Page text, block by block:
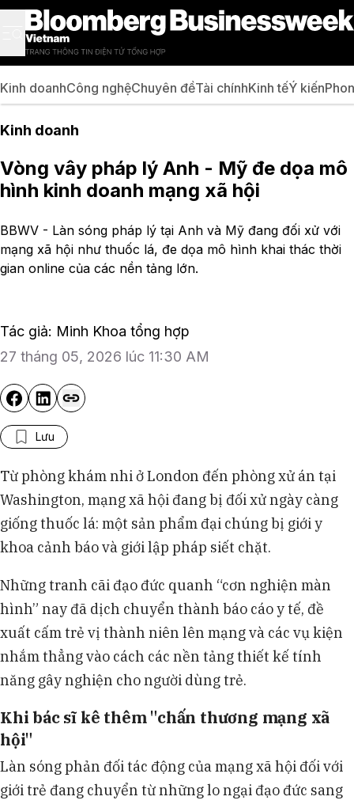
Kinh doanhCông nghệChuyên đềTài chínhKinh tếÝ kiến
Kinh doanh
Vòng vây pháp lý Anh - Mỹ đe dọa mô
hình kinh doanh mạng xã hội
BBWV - Làn sóng pháp lý tại Anh và Mỹ đang đối xử với
mạng xã hội như thuốc lá, đe dọa mô hình khai thác thời
gian online của các nền tảng lớn.
Tác giả: Minh Khoa tổng hợp
27 tháng 05, 2026 lúc 11:30 AM
Lưu
Từ phòng khám nhi ở London đến phòng xử án tại
Washington, mạng xã hội đang bị đối xử ngày càng
giống thuốc lá: một sản phẩm đại chúng bị giới y
khoa cảnh báo và giới lập pháp siết chặt.
Những tranh cãi đạo đức quanh “cơn nghiện màn
hình” nay đã dịch chuyển thành báo cáo y tế, đề
xuất cấm trẻ vị thành niên lên mạng và các vụ kiện
nhắm thẳng vào cách các nền tảng thiết kế tính
năng gây nghiện cho người dùng trẻ.
Khi bác sĩ kê thêm "chấn thương mạng xã
hội"
Làn sóng phản đối tác động của mạng xã hội đối với
giới trẻ đang chuyển từ những lo ngại đạo đức sang